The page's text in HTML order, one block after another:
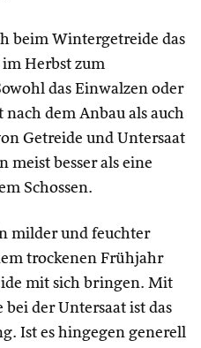
beim Wintergetreide das
Herbst zum
das Einwalzen oder
dem Anbau als auch
Getreide und Untersaat
meist besser als eine
Schossen.
milder und feuchter
trockenen Frühjahr
mit sich bringen. Mit
der Untersaat ist das
Ist es hingegen generell